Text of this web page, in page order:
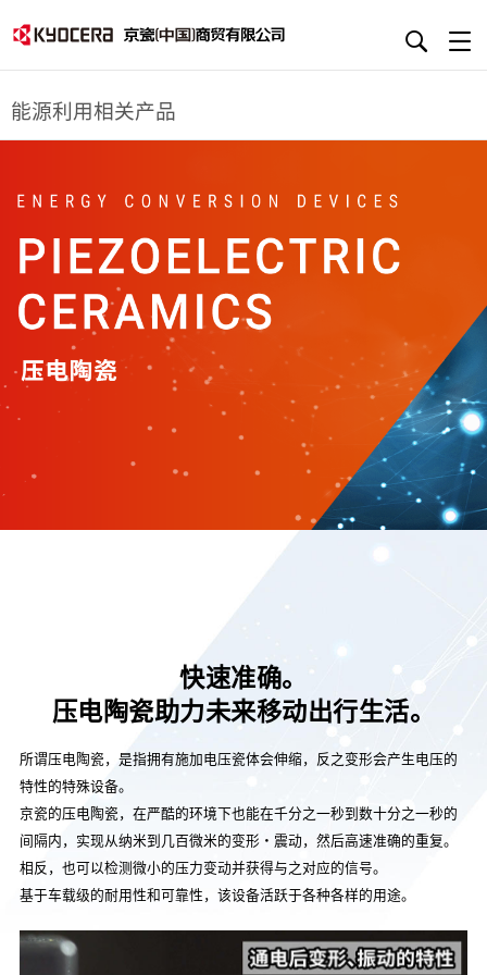
能源利用相关产品
快速准确。
压电陶瓷助力未来移动出行生活。
所谓压电陶瓷，是指拥有施加电压瓷体会伸缩，反之变形会产生电压的
特性的特殊设备。
京瓷的压电陶瓷，在严酷的环境下也能在千分之一秒到数十分之一秒的
间隔内，实现从纳米到几百微米的变形・震动，然后高速准确的重复。
相反，也可以检测微小的压力变动并获得与之对应的信号。
基于车载级的耐用性和可靠性，该设备活跃于各种各样的用途。